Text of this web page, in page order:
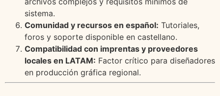
sistema.
Comunidad y recursos en español: Tutoriales,
foros y soporte disponible en castellano.
Compatibilidad con imprentas y proveedores
locales en LATAM: Factor crítico para diseñadores
en producción gráfica regional.